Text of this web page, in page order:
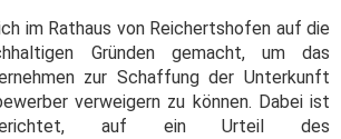
im Rathaus von Reichertshofen auf die
Gründen gemacht, um das
zur Schaffung der Unterkunft
verweigern zu können. Dabei ist
auf ein Urteil des